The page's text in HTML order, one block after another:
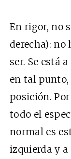
En rigor, no
derecha):
ser. Se está
en tal punto,
posición.
todo el
normal es
izquierda y a